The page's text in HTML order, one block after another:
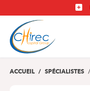
au
contenu
principal
ACCUEIL SPÉCIALISTES